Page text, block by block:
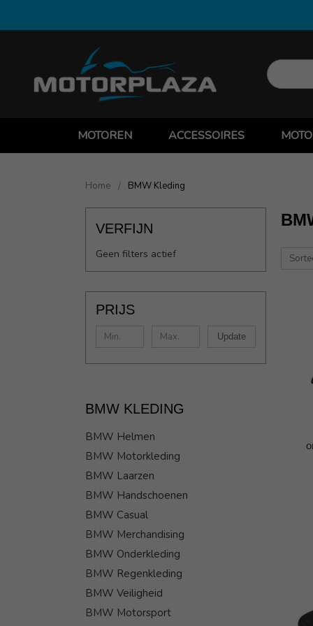
MOTOREN ACCESSOIRES
Home BMW Kleding
VERFIJN
Geen filters actief
PRIJS
Update
BMW KLEDING
BMW Helmen
BMW Motorkleding
BMW Laarzen
BMW Handschoenen
BMW Casual
BMW Merchandising
BMW Onderkleding
BMW Regenkleding
BMW Veiligheid
BMW Motorsport